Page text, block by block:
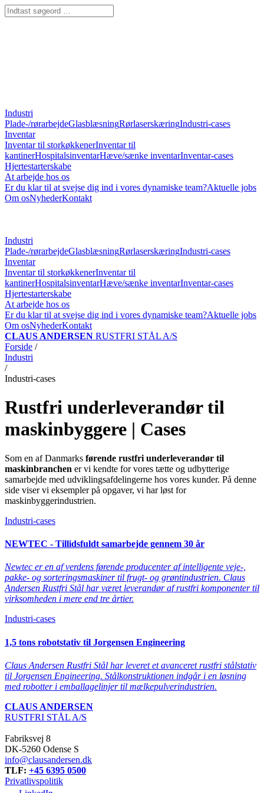
Industri
Plade-/rørarbejdeGlasblæsningRørlaserskæringIndustri-cases
Inventar
Inventar til storkøkkenerInventar til
kantinerHospitalsinventarHæve/sænke inventarInventar-cases
Hjertestarterskabe
At arbejde hos os
Er du klar til at svejse dig ind i vores dynamiske team?Aktuelle jobs
Om osNyhederKontakt
Industri
Plade-/rørarbejdeGlasblæsningRørlaserskæringIndustri-cases
Inventar
Inventar til storkøkkenerInventar til
kantinerHospitalsinventarHæve/sænke inventarInventar-cases
Hjertestarterskabe
At arbejde hos os
Er du klar til at svejse dig ind i vores dynamiske team?Aktuelle jobs
Om osNyhederKontakt
CLAUS ANDERSEN RUSTFRI STÅL A/S
Forside /
Industri
/
Industri-cases
Rustfri underleverandør til
maskinbyggere | Cases
Som en af Danmarks førende rustfri underleverandør til
maskinbranchen er vi kendte for vores tætte og udbytterige
samarbejde med udviklingsafdelingerne hos vores kunder. På denne
side viser vi eksempler på opgaver, vi har løst for
maskinbyggerindustrien.
Industri-cases
NEWTEC - Tillidsfuldt samarbejde gennem 30 år
Newtec er en af verdens førende producenter af intelligente veje-,
pakke- og sorteringsmaskiner til frugt- og grøntindustrien. Claus
Andersen Rustfri Stål har været leverandør af rustfri komponenter til
virksomheden i mere end tre årtier.
Industri-cases
1,5 tons robotstativ til Jorgensen Engineering
Claus Andersen Rustfri Stål har leveret et avanceret rustfri stålstativ
til Jorgensen Engineering. Stålkonstruktionen indgår i en løsning
med robotter i emballagelinjer til mælkepulverindustrien.
CLAUS ANDERSEN
RUSTFRI STÅL A/S
Fabriksvej 8
DK-5260 Odense S
info@clausandersen.dk
TLF: +45 6395 0500
Privatlivspolitik